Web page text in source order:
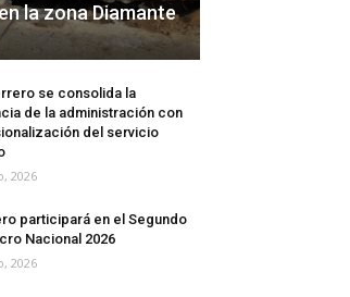
la zona Diamante
se consolida la
de la administración con
del servicio
2026
participará en el Segundo
Nacional 2026
2026